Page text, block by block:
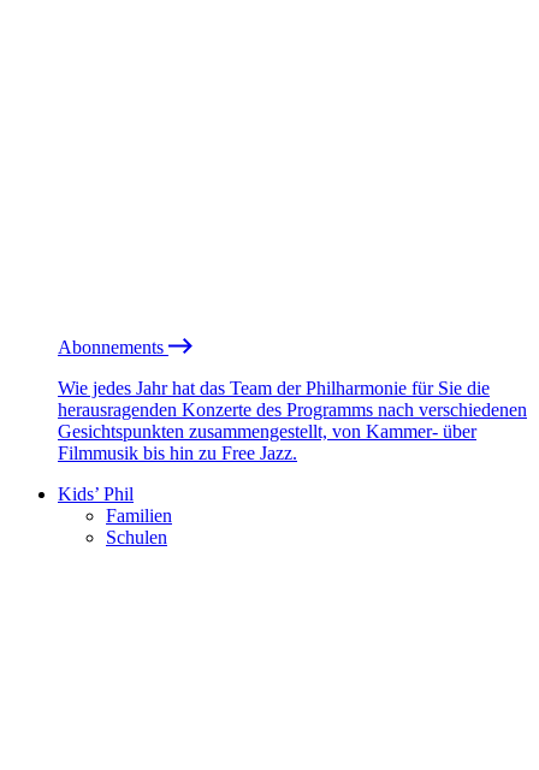
Abonnements
Wie jedes Jahr hat das Team der Philharmonie für Sie die
herausragenden Konzerte des Programms nach verschiedenen
Gesichtspunkten zusammengestellt, von Kammer- über
Filmmusik bis hin zu Free Jazz.
Kids’ Phil
Familien
Schulen